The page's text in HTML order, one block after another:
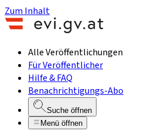
Zum Inhalt
Alle Veröffentlichungen
Für Veröffentlicher
Hilfe & FAQ
Benachrichtigungs-Abo
Suche öffnen
Menü öffnen